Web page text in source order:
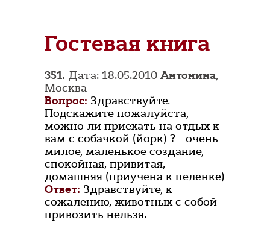
Гостевая книга
351. Дата: 18.05.2010Антонина,
Москва
Вопрос: Здравствуйте.
Подскажите пожалуйста,
можно ли приехать на отдых к
вам с собачкой (йорк) ? - очень
милое, маленькое создание,
спокойная, привитая,
домашняя (приучена к пеленке)
Ответ: Здравствуйте, к
сожалению, животных с собой
привозить нельзя.